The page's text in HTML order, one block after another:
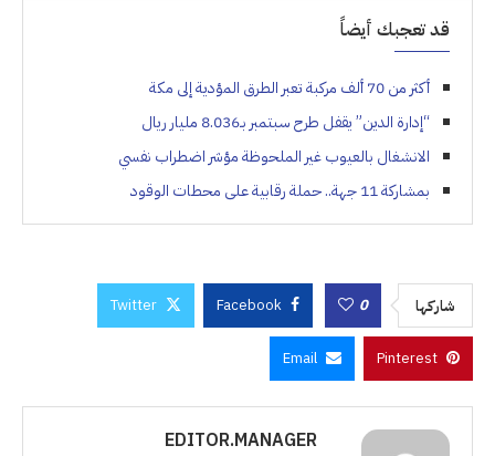
قد تعجبك أيضاً
أكثر من 70 ألف مركبة تعبر الطرق المؤدية إلى مكة
“إدارة الدين” يقفل طرح سبتمبر بـ8.036 مليار ريال
الانشغال بالعيوب غير الملحوظة مؤشر اضطراب نفسي
بمشاركة 11 جهة.. حملة رقابية على محطات الوقود
شاركها 0
Facebook
Twitter
Pinterest
Email
EDITOR.MANAGER